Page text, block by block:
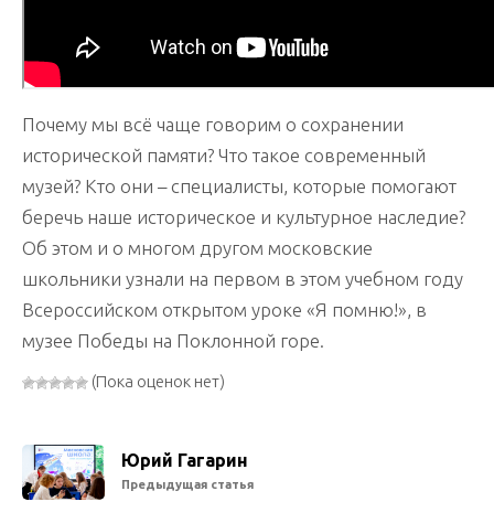
Почему мы всё чаще говорим о сохранении
исторической памяти? Что такое современный
музей? Кто они – специалисты, которые помогают
беречь наше историческое и культурное наследие?
Об этом и о многом другом московские
школьники узнали на первом в этом учебном году
Всероссийском открытом уроке «Я помню!», в
музее Победы на Поклонной горе.
(Пока оценок нет)
Юрий Гагарин
Предыдущая статья